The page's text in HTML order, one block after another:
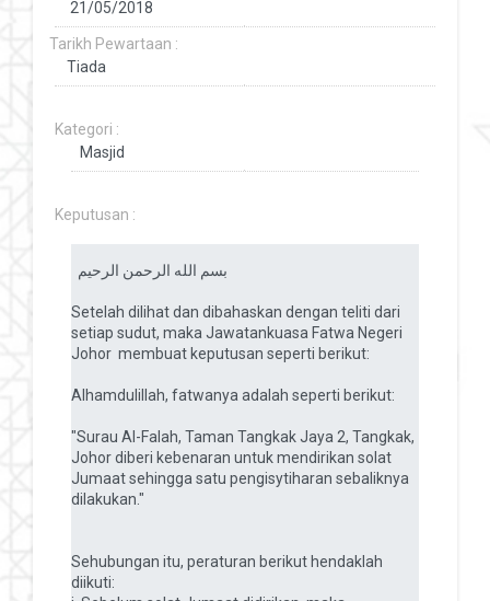
Tarikh Pewartaan :
Kategori :
Keputusan :